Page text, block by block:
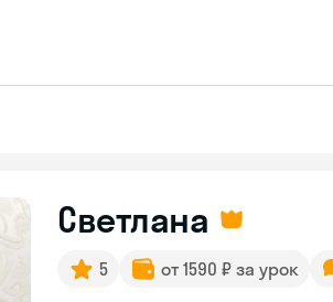
Светлана
5 от 1590 ₽ за урок